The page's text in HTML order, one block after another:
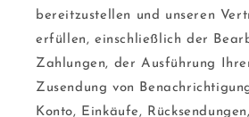
bereitzustellen und unseren
erfüllen, einschließlich der
Zahlungen, der Ausführung
Zusendung von
Konto, Einkäufe,